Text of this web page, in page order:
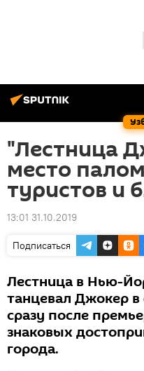
"Лестница
место
туристов и
13:01 31.10.2019
Подписаться
Лестница в Нью-
танцевал Джокер
сразу после
знаковых
города.